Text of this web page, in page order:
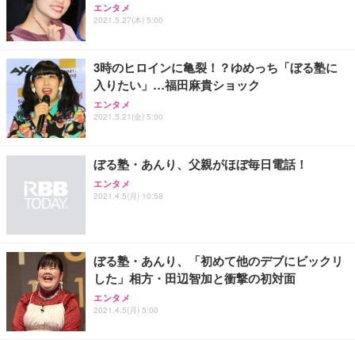
エンタメ
2021.5.27(木) 5:00
3時のヒロインに亀裂！？ゆめっち「ぼる塾に
入りたい」…福田麻貴ショック
エンタメ
2021.5.21(金) 5:00
ぼる塾・あんり、父親がほぼ毎日電話！
エンタメ
2021.4.5(月) 10:58
ぼる塾・あんり、「初めて他のデブにビックリ
した」相方・田辺智加と衝撃の初対面
エンタメ
2021.4.5(月) 5:00